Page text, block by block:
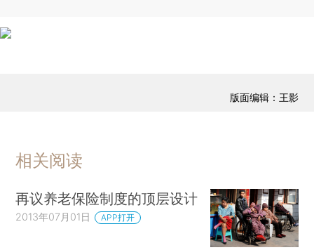
版面编辑：王影
相关阅读
再议养老保险制度的顶层设计
2013年07月01日 APP打开